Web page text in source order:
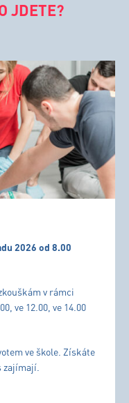
JDETE?
2026 od 8.00
v rámci
ve 12.00, ve 14.00
ve škole. Získáte
zajímají.